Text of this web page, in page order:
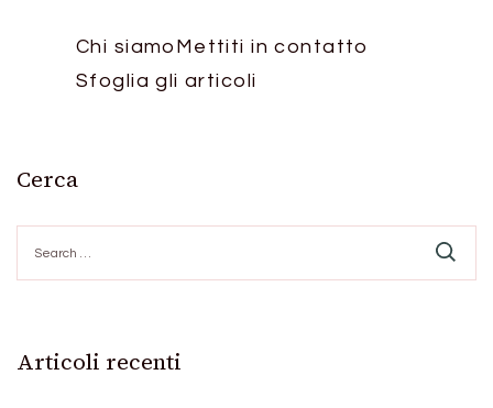
Chi siamo Mettiti in contatto
Sfoglia gli articoli
Cerca
for:
Articoli recenti